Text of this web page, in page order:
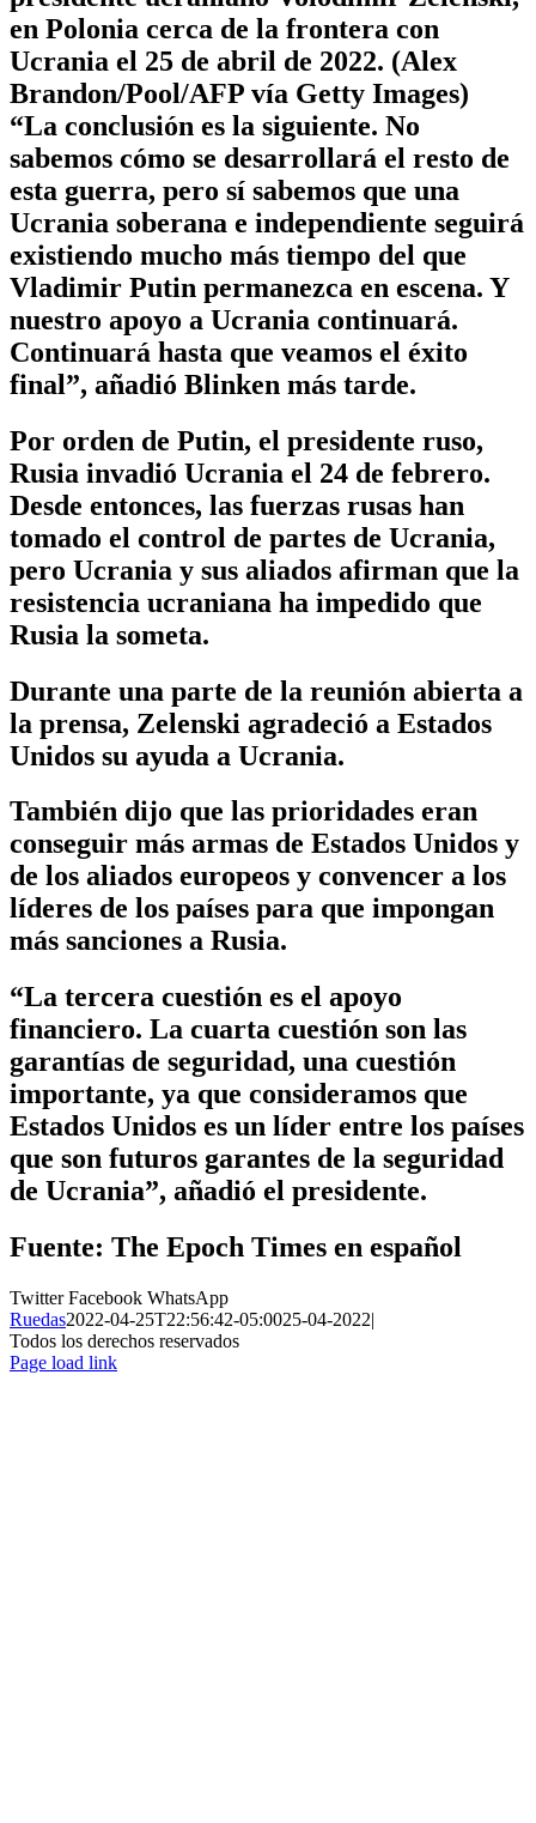
en Polonia cerca de la frontera con
Ucrania el 25 de abril de 2022. (Alex
Brandon/Pool/AFP vía Getty Images)
“La conclusión es la siguiente. No
sabemos cómo se desarrollará el resto de
esta guerra, pero sí sabemos que una
Ucrania soberana e independiente seguirá
existiendo mucho más tiempo del que
Vladimir Putin permanezca en escena. Y
nuestro apoyo a Ucrania continuará.
Continuará hasta que veamos el éxito
final”, añadió Blinken más tarde.
Por orden de Putin, el presidente ruso,
Rusia invadió Ucrania el 24 de febrero.
Desde entonces, las fuerzas rusas han
tomado el control de partes de Ucrania,
pero Ucrania y sus aliados afirman que la
resistencia ucraniana ha impedido que
Rusia la someta.
Durante una parte de la reunión abierta a
la prensa, Zelenski agradeció a Estados
Unidos su ayuda a Ucrania.
También dijo que las prioridades eran
conseguir más armas de Estados Unidos y
de los aliados europeos y convencer a los
líderes de los países para que impongan
más sanciones a Rusia.
“La tercera cuestión es el apoyo
financiero. La cuarta cuestión son las
garantías de seguridad, una cuestión
importante, ya que consideramos que
Estados Unidos es un líder entre los países
que son futuros garantes de la seguridad
de Ucrania”, añadió el presidente.
Fuente: The Epoch Times en español
TwitterFacebook WhatsApp
Ruedas2022-04-25T22:56:42-05:0025-04-2022|
Todos los derechos reservados
Page load link